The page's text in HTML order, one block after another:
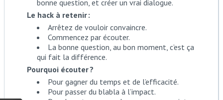
bonne question, et créer un vrai dialogue.
Le hack à retenir :
Arrêtez de vouloir convaincre.
Commencez par écouter.
La bonne question, au bon moment, c’est ça
qui fait la différence.
Pourquoi écouter ?
Pour gagner du temps et de l’efficacité.
Pour passer du blabla à l’impact.